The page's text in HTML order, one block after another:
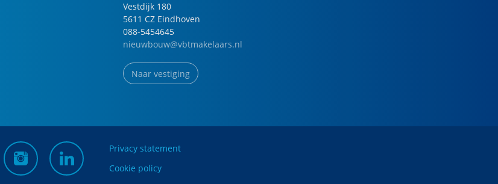
Vestdijk 180
5611 CZ Eindhoven
088-5454645
nieuwbouw@vbtmakelaars.nl
Naar vestiging
Privacy statement
Cookie policy